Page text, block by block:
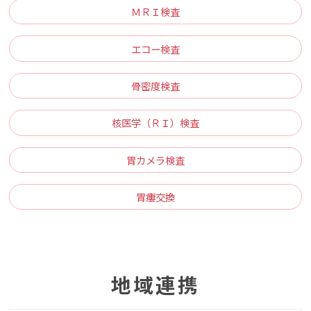
ＭＲＩ検査
エコー検査
骨密度検査
核医学（ＲＩ）検査
胃カメラ検査
胃瘻交換
地域連携